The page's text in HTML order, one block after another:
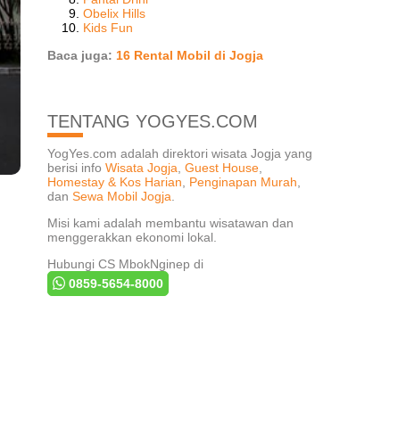
Obelix Hills
Kids Fun
Baca juga: 16 Rental Mobil di Jogja
TENTANG YOGYES.COM
YogYes.com adalah direktori wisata Jogja yang
berisi info Wisata Jogja Guest House
Homestay & Kos Harian
Penginapan Murah
dan Sewa Mobil Jogja
Misi kami adalah membantu wisatawan dan
menggerakkan ekonomi lokal.
Hubungi CS MbokNginep di
0859-5654-8000